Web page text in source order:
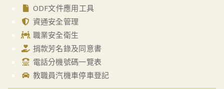
ODF文件應用工具
資通安全管理
職業安全衛生
捐款芳名錄及同意書
電話分機號碼一覽表
教職員汽機車停車登記